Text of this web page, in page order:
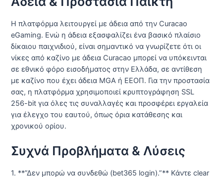
Η πλατφόρμα λειτουργεί με άδεια από την Curacao
eGaming. Ενώ η άδεια εξασφαλίζει ένα βασικό πλαίσιο
δίκαιου παιχνιδιού, είναι σημαντικό να γνωρίζετε ότι οι
νίκες από καζίνο με άδεια Curacao μπορεί να υπόκεινται
σε εθνικό φόρο εισοδήματος στην Ελλάδα, σε αντίθεση
με καζίνο που έχει άδεια MGA ή ΕΕΟΠ. Για την προστασία
σας, η πλατφόρμα χρησιμοποιεί κρυπτογράφηση SSL
256-bit για όλες τις συναλλαγές και προσφέρει εργαλεία
για έλεγχο του εαυτού, όπως όρια κατάθεσης και
χρονικού ορίου.
Συχνά Προβλήματα & Λύσεις
1. **”Δεν μπορώ να συνδεθώ (bet365 login).”** Κάντε clear